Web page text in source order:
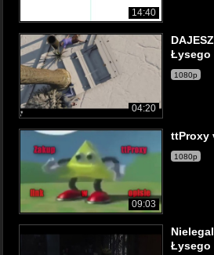
14:40
04:20
Łysego
1080p
09:03
ttProxy
1080p
Łysego